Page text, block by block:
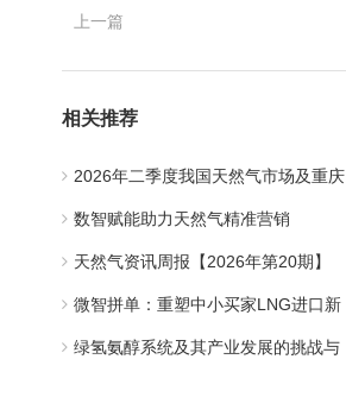
上一篇
相关推荐
2026年二季度我国天然气市场及重庆
石油天然气交易中心交易情况观察
数智赋能助力天然气精准营销
天然气资讯周报【2026年第20期】
微智拼单：重塑中小买家LNG进口新
范式， 打造“资源—储运—终端”全链路
绿氢氨醇系统及其产业发展的挑战与